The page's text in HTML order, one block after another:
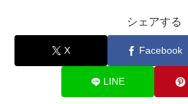
シェアする
X Facebook
LINE